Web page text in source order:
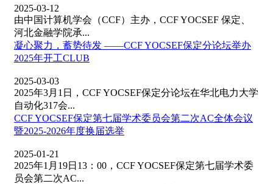
2025-03-12
由中国计算机学会（CCF）主办，CCF YOCSEF 保定、
河北金融学院承...
凝心聚力，蓄势待发 ——CCF YOCSEF保定分论坛举办
2025年开工CLUB
2025-03-03
2025年3月1日，CCF YOCSEF保定分论坛在华北电力大学
自动化317会...
CCF YOCSEF保定第七届学术委员会第二次AC全体会议
暨2025-2026年度换届选举
2025-01-21
2025年1月19日13：00，CCF YOCSEF保定第七届学术委
员会第二次AC...